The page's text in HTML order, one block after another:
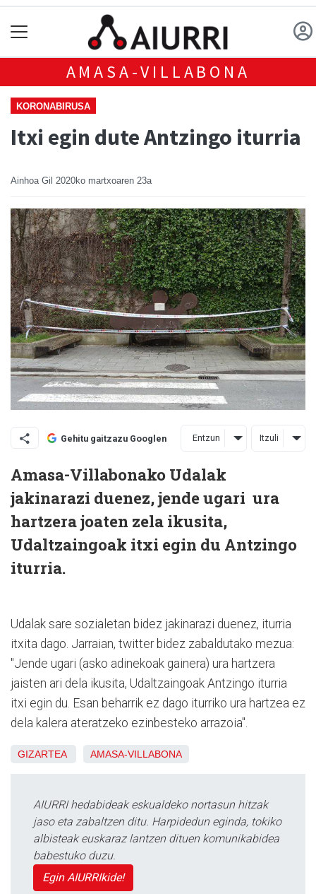
AMASA-VILLABONA
KORONABIRUSA
Itxi egin dute Antzingo iturria
Ainhoa Gil 2020ko martxoaren 23a
Gehitu gaitzazu Googlen Entzun Itzuli
Amasa-Villabonako Udalak
jakinarazi duenez, jende ugari ura
hartzera joaten zela ikusita,
Udaltzaingoak itxi egin du Antzingo
iturria.
Udalak sare sozialetan bidez jakinarazi duenez, iturria
itxita dago. Jarraian, twitter bidez zabaldutako mezua:
"Jende ugari (asko adinekoak gainera) ura hartzera
jaisten ari dela ikusita, Udaltzaingoak Antzingo iturria
itxi egin du. Esan beharrik ez dago iturriko ura hartzea ez
dela kalera ateratzeko ezinbesteko arrazoia".
GIZARTEA AMASA-VILLABONA
AIURRI hedabideak eskualdeko nortasun hitzak
jaso eta zabaltzen ditu. Harpidedun eginda, tokiko
albisteak euskaraz lantzen dituen komunikabidea
babestuko duzu.
Egin AIURRIkide!